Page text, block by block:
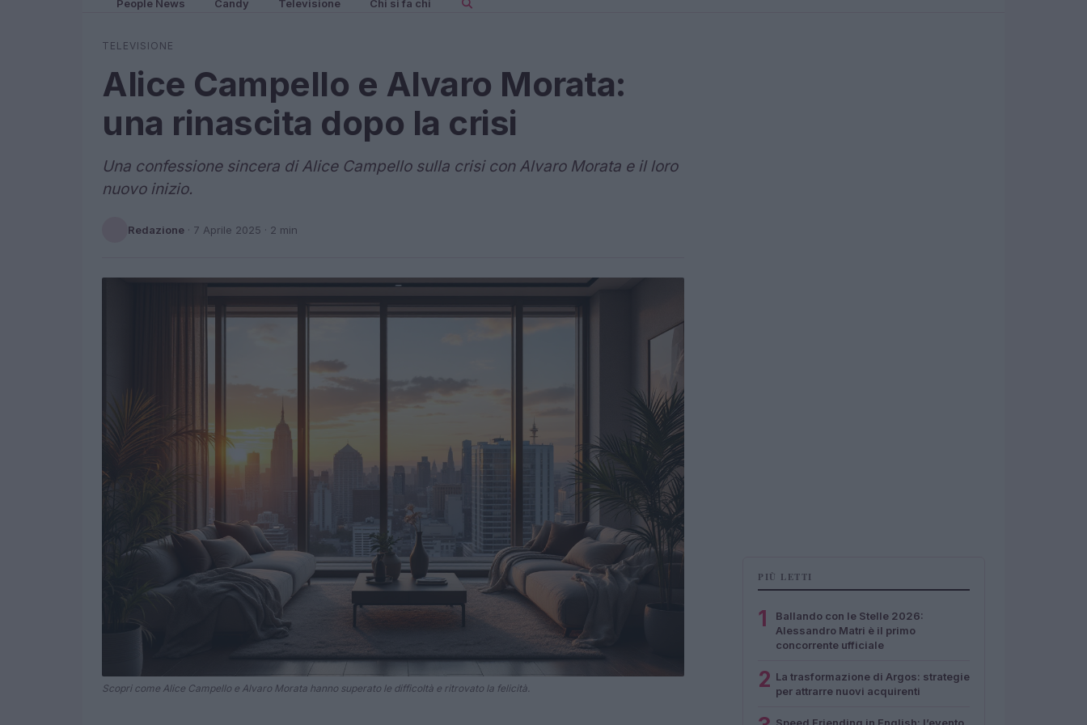
People News Candy Televisione Chi si fa chi
TELEVISIONE
Alice Campello e Alvaro Morata:
una rinascita dopo la crisi
Una confessione sincera di Alice Campello sulla crisi con Alvaro Morata e il loro
nuovo inizio.
Redazione · 7 Aprile 2025 · 2 min
Scopri come Alice Campello e Alvaro Morata hanno superato le difficoltà e ritrovato la felicità.
PIÙ LETTI
1
Ballando con le Stelle 2026:
Alessandro Matri è il primo
concorrente ufficiale
2 La trasformazione di Argos: strategie
per attrarre nuovi acquirenti